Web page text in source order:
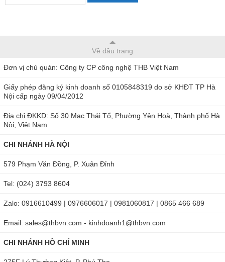
Về đầu trang
Đơn vị chủ quản: Công ty CP công nghệ THB Việt Nam
Giấy phép đăng ký kinh doanh số 0105848319 do sở KHĐT TP Hà
Nội cấp ngày 09/04/2012
Địa chỉ ĐKKD: Số 30 Mạc Thái Tổ, Phường Yên Hoà, Thành phố Hà
Nội, Việt Nam
CHI NHÁNH HÀ NỘI
579 Phạm Văn Đồng, P. Xuân Đỉnh
Tel: (024) 3793 8604
Zalo: 0916610499 | 0976606017 | 0981060817 | 0865 466 689
Email: sales@thbvn.com - kinhdoanh1@thbvn.com
CHI NHÁNH HỒ CHÍ MINH